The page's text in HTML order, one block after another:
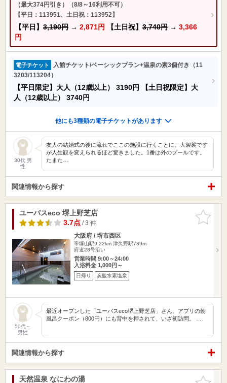
（最大374円引き）（8/8～16利用不可）
【平日：113951、土日祝：113952】
【平日】 3,190円 → 2,871円 【土日祝】 3,740円 → 3,366
円
電子チケット
入館チケット/ベーシックプラン+温泉の素3個付き（11
3203/113204）
【平日限定】大人（12歳以上） 3190円
【土日祝限定】大
人（12歳以上） 3740円
他にも3種類の電子チケットがあります
30代 男
性
友人の結婚式の後に流れでここの施設に行くことに。大袈裟です
が人生観を変えられるほど驚きました。1番は外のプールです。
たまた…
関連情報から探す
お気に入
りに追加
ユーバスeco 堺上野芝店
3.7点/ 3 件
大阪府 / 堺市西区
帝塚山駅9.22km 津久野駅739m
府道28号沿い
営業時間 9:00～24:00
入浴料金 1,000円～
日帰り 炭酸水素塩泉
50代～
男性
最近オープンした「ユーバスeco堺上野芝店」さん。アプリの朝
風呂クーポン（800円）にも背中を押されて、いざ初訪問。 …
関連情報から探す
お気に入
天然温泉 なにわの湯